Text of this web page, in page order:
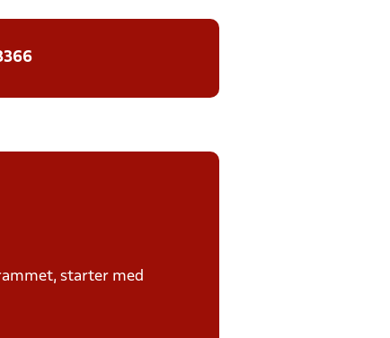
starter med